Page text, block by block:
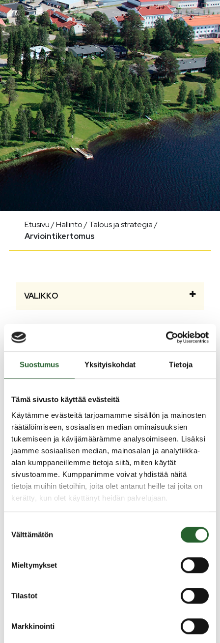
Suostumus Yksityiskohdat Tietoja
Tämä sivusto käyttää evästeitä
Käytämme evästeitä tarjoamamme sisällön ja mainosten
räätälöimiseen, sosiaalisen median ominaisuuksien
tukemiseen ja kävijämäärämme analysoimiseen. Lisäksi
jaamme sosiaalisen median, mainosalan ja analytiikka-
alan kumppaneillemme tietoja siitä, miten käytät
sivustoamme. Kumppanimme voivat yhdistää näitä
tietoja muihin tietoihin, joita olet antanut heille tai joita on
kerätty, kun olet käyttänyt heidän palvelujaan.
valinta
Välttämätön
Mieltymykset
Tilastot
Markkinointi
Etusivu/Hallinto/Talous ja strategia/
Arviointikertomus
VALIKKO
Arviointikertomus
Tarkastuslautakunta laatii kunnan toiminnasta
arviointikertomuksen.
Arviointikertomus 2025 (PDF)
Arviointikertomus 2024(PDF)
Arviointikertomus 2023 (PDF)
Arviointikertomus 2022 (PDF)
Arviointikertomus 2021 (PDF)
Arviointikertomus 2020 (PDF)
Arviointikertomus 2018 (PDF)
Yhteystiedot
Lisätietoja kunnan arviointikertomuksista
PiiaHeikkinen